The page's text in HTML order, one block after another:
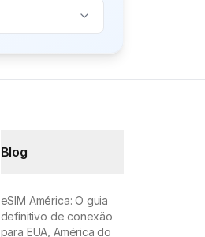
Blog
eSIM América: O guia
definitivo de conexão
para EUA, América do